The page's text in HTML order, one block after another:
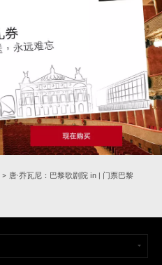
> 唐·乔瓦尼：巴黎歌剧院 in | 门票巴黎